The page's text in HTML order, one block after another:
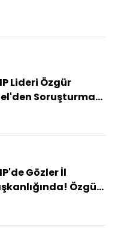
Lideri Özgür
Soruşturma
Gözler İl
Özgür